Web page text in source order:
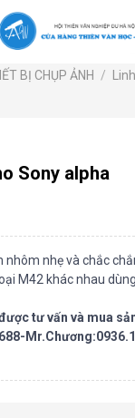
BỊ CHỤP ẢNH /
Sony alpha
nhôm nhẹ và chắc
M42 khác nhau
tư vấn và mua